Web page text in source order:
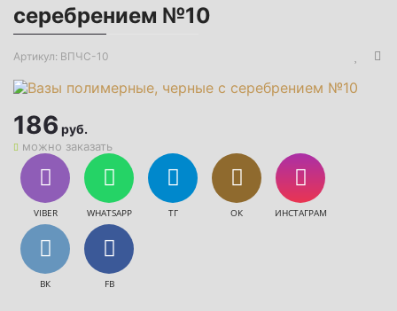
серебрением №10
Артикул: ВПЧС-10
186 руб.
можно заказать
VIBER WHATSAPP ТГ ОК ИНСТАГРАМ
ВК FB